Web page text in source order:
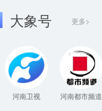
大象号 更多>
河南卫视 河南都市频道